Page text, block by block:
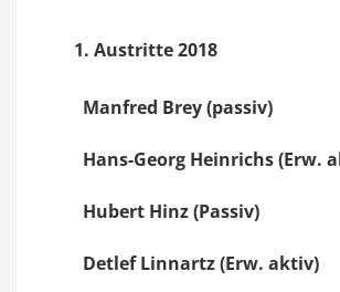
Austritte 2018
Manfred Brey (passiv)
Hans-Georg Heinrichs (Erw.
Hubert Hinz (Passiv)
Detlef Linnartz (Erw. aktiv)